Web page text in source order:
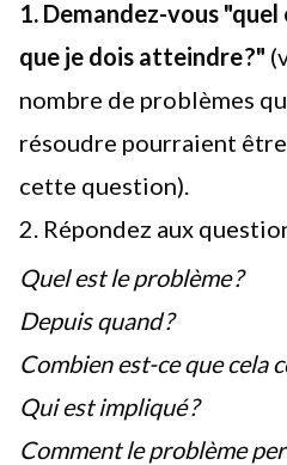
1. Demandez-vous
que je dois atteindre ?"
nombre de problèmes
résoudre pourraient
cette question).
2. Répondez aux
Quel est le problème ?
Depuis quand ?
Combien est-ce que cela
Qui est impliqué ?
Comment le problème